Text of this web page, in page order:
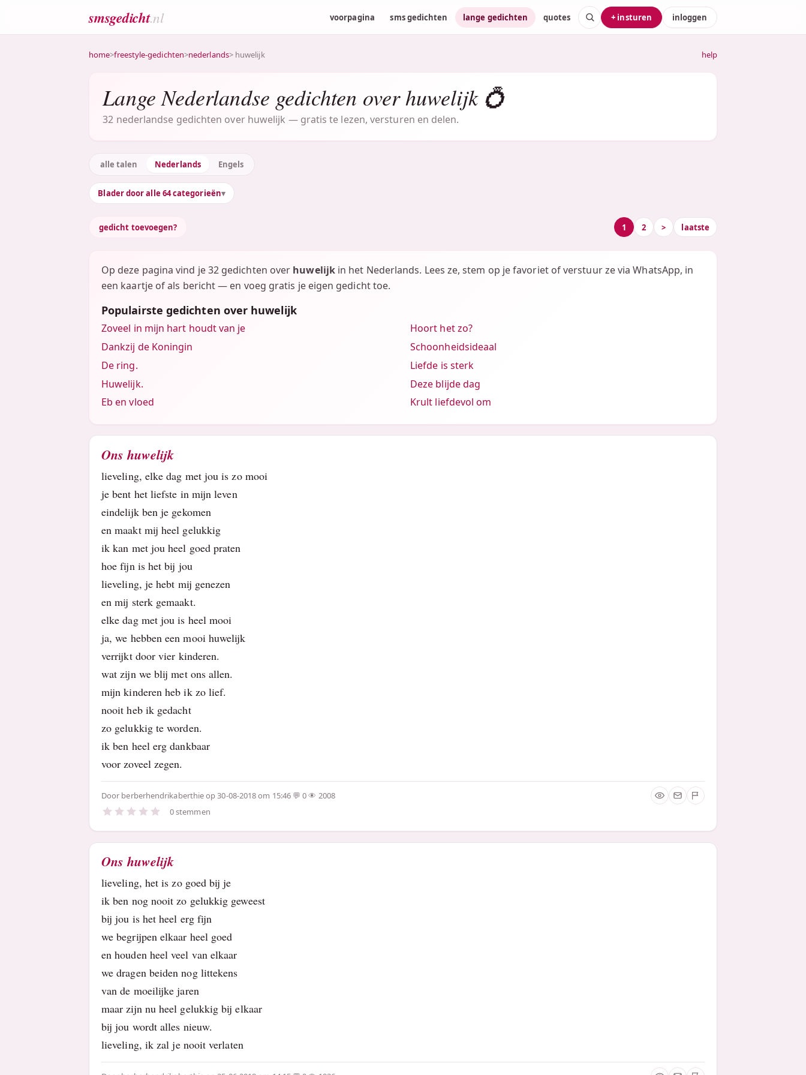
smsgedicht.nl voorpagina sms gedichten lange gedichten quotes + insturen inloggen
home>freestyle-gedichten>nederlands> huwelijk help
Lange Nederlandse gedichten over huwelijk 💍
32 nederlandse gedichten over huwelijk — gratis te lezen, versturen en delen.
alle talen Nederlands Engels
Blader door alle 64 categorieën
gedicht toevoegen? 1 2 > laatste
Op deze pagina vind je 32 gedichten over huwelijkin het Nederlands. Lees ze, stem op je favoriet of verstuur ze via WhatsApp, in
een kaartje of als bericht — en voeg gratis je eigen gedicht toe.
Populairste gedichten over huwelijk
Zoveel in mijn hart houdt van je
Dankzij de Koningin
De ring.
Huwelijk.
Eb en vloed
Hoort het zo?
Schoonheidsideaal
Liefde is sterk
Deze blijde dag
Krult liefdevol om
Ons huwelijk
lieveling, elke dag met jou is zo mooi
je bent het liefste in mijn leven
eindelijk ben je gekomen
en maakt mij heel gelukkig
ik kan met jou heel goed praten
hoe fijn is het bij jou
lieveling, je hebt mij genezen
en mij sterk gemaakt.
elke dag met jou is heel mooi
ja, we hebben een mooi huwelijk
verrijkt door vier kinderen.
wat zijn we blij met ons allen.
mijn kinderen heb ik zo lief.
nooit heb ik gedacht
zo gelukkig te worden.
ik ben heel erg dankbaar
voor zoveel zegen.
Door berberhendrikaberthieop 30-08-2018 om 15:46 0
2008
0 stemmen
Ons huwelijk
lieveling, het is zo goed bij je
ik ben nog nooit zo gelukkig geweest
bij jou is het heel erg fijn
we begrijpen elkaar heel goed
en houden heel veel van elkaar
we dragen beiden nog littekens
van de moeilijke jaren
maar zijn nu heel gelukkig bij elkaar
bij jou wordt alles nieuw.
lieveling, ik zal je nooit verlaten